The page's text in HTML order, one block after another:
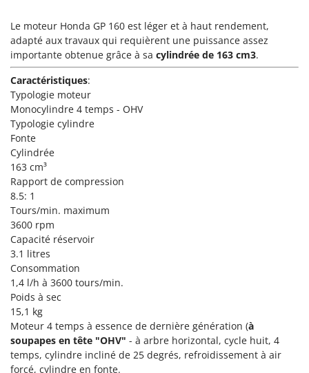
Minox
Mockmill
More than chef
MOSA
MOVA
Mowox
MTD
N
New O.M.R.A.
Nilfisk
Ninja
Novatec
Novital
NuAir
NuovaFac
O
Officine Savioli
Le moteur Honda GP 160 est léger et à haut rendement,
adapté aux travaux qui requièrent une puissance assez
importante obtenue grâce à sa cylindrée de 163 cm3.
Caractéristiques:
Typologie moteur
Monocylindre 4 temps - OHV
Typologie cylindre
Fonte
Cylindrée
163 cm³
Rapport de compression
8.5: 1
Tours/min. maximum
3600 rpm
Capacité réservoir
3.1 litres
Consommation
1,4 l/h à 3600 tours/min.
Poids à sec
15,1 kg
Moteur 4 temps à essence de dernière génération (à
soupapes en tête "OHV" - à arbre horizontal, cycle huit, 4
temps, cylindre incliné de 25 degrés, refroidissement à air
forcé, cylindre en fonte.